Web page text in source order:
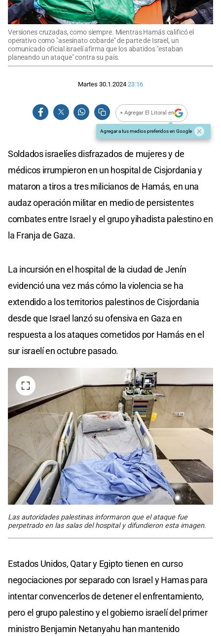
Versiones cruzadas, como siempre. Mientras Hamás calificó el
operativo como "asesinato cobarde" de parte de Israel, un
comunicado oficial israelí afirma que los abatidos "estaban
planeando un ataque" contra su país.
Martes 30.1.2024 23:16
+ Agregar El Litoral en
Agregar a tus medios preferidos en Google
Soldados israelíes disfrazados de mujeres y de
médicos irrumpieron en un hospital de Cisjordania y
mataron a tiros a tres milicianos de Hamás, en una
audaz operación militar en medio de persistentes
combates entre Israel y el grupo yihadista palestino en
la Franja de Gaza.
La incursión en el hospital de la ciudad de Jenín
evidenció una vez más cómo la violencia se ha
extendido a los territorios palestinos de Cisjordania
desde que Israel lanzó su ofensiva en Gaza en
respuesta a los ataques cometidos por Hamás en el
sur israelí en octubre pasado.
Las autoridades palestinas informaron que el ataque fue
perpetrado en las salas del hospital y difundieron esta imagen.
Estados Unidos, Qatar y Egipto tienen en curso
negociaciones por separado con Israel y Hamas para
intentar convencerlos de detener el enfrentamiento,
pero el grupo palestino y el gobierno israelí del primer
ministro Benjamin Netanyahu han mantenido